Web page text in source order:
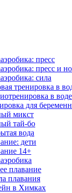
пресс
пресс и
сила
тренировка в
в воде
для
микст
тай-бо
вода
дети
14+
плавание
плавания
в Химках